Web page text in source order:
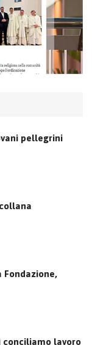
pellegrini
Fondazione,
conciliamo lavoro